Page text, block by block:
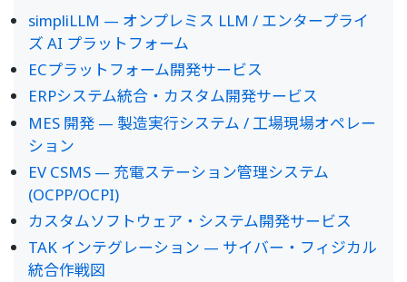
simpliLLM — オンプレミス LLM / エンタープライ
ズ AI プラットフォーム
ECプラットフォーム開発サービス
ERPシステム統合・カスタム開発サービス
MES 開発 — 製造実行システム / 工場現場オペレー
ション
EV CSMS — 充電ステーション管理システム
(OCPP/OCPI)
カスタムソフトウェア・システム開発サービス
TAK インテグレーション — サイバー・フィジカル
統合作戦図